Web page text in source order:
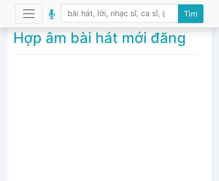
Tìm
Hợp âm bài hát mới đăng